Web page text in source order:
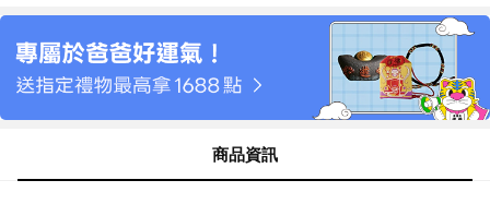
商品資訊